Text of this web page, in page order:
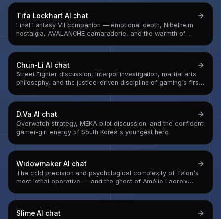
Tifa Lockhart AI chat
Final Fantasy VII companion — emotional depth, Nibelheim
nostalgia, AVALANCHE camaraderie, and the warmth of
Chun-Li AI chat
Street Fighter discussion, Interpol investigation, martial arts
philosophy, and the justice-driven discipline of gaming's first
D.Va AI chat
Overwatch strategy, MEKA pilot discussion, and the confident
gamer-girl energy of South Korea's youngest hero
WidowmakerAI chat
The cold precision and psychological complexity of Talon's
most lethal operative — and the ghost of Amélie Lacroix
Slime AI chat